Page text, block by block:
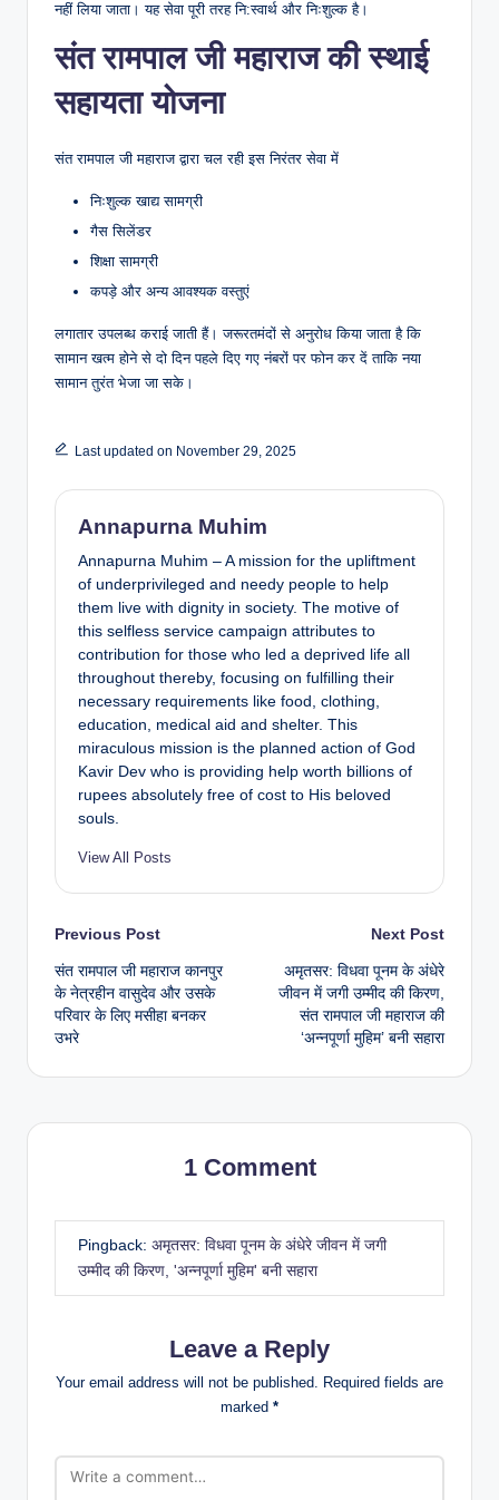
नहीं लिया जाता। यह सेवा पूरी तरह नि:स्वार्थ और निःशुल्क है।
संत रामपाल जी महाराज की स्थाई
सहायता योजना
संत रामपाल जी महाराज द्वारा चल रही इस निरंतर सेवा में
निःशुल्क खाद्य सामग्री
गैस सिलेंडर
शिक्षा सामग्री
कपड़े और अन्य आवश्यक वस्तुएं
लगातार उपलब्ध कराई जाती हैं। जरूरतमंदों से अनुरोध किया जाता है कि
सामान खत्म होने से दो दिन पहले दिए गए नंबरों पर फोन कर दें ताकि नया
सामान तुरंत भेजा जा सके।
Last updated on November 29, 2025
Annapurna Muhim
Annapurna Muhim – A mission for the upliftment
of underprivileged and needy people to help
them live with dignity in society. The motive of
this selfless service campaign attributes to
contribution for those who led a deprived life all
throughout thereby, focusing on fulfilling their
necessary requirements like food, clothing,
education, medical aid and shelter. This
miraculous mission is the planned action of God
Kavir Dev who is providing help worth billions of
rupees absolutely free of cost to His beloved
souls.
View All Posts
Previous Post
संत रामपाल जी महाराज कानपुर
के नेत्रहीन वासुदेव और उसके
परिवार के लिए मसीहा बनकर
उभरे
Next Post
अमृतसर: विधवा पूनम के अंधेरे
जीवन में जगी उम्मीद की किरण,
संत रामपाल जी महाराज की
‘अन्नपूर्णा मुहिम’ बनी सहारा
1 Comment
Pingback: अमृतसर: विधवा पूनम के अंधेरे जीवन में जगी
उम्मीद की किरण, 'अन्नपूर्णा मुहिम' बनी सहारा
Leave a Reply
Your email address will not be published. Required fields are
marked *